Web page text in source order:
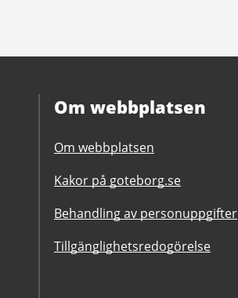
Om webbplatsen
Om webbplatsen
Kakor på goteborg.se
Behandling av personuppgifter
Tillgänglighetsredogörelse